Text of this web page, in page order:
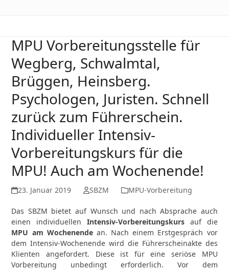
MPU Vorbereitungsstelle für
Wegberg, Schwalmtal,
Brüggen, Heinsberg.
Psychologen, Juristen. Schnell
zurück zum Führerschein.
Individueller Intensiv-
Vorbereitungskurs für die
MPU! Auch am Wochenende!
23. Januar 2019 SBZM MPU-Vorbereitung
Das SBZM bietet auf Wunsch und nach Absprache auch
einen individuellen Intensiv-Vorbereitungskurs auf die
MPU am Wochenendean. Nach einem Erstgespräch vor
dem Intensiv-Wochenende wird die Führerscheinakte des
Klienten angefordert. Diese ist für eine seriöse MPU
Vorbereitung unbedingt erforderlich. Vor dem